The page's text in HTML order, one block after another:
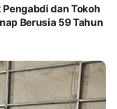
dan Tokoh
Berusia 59 Tahun